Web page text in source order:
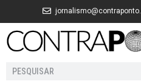
para
Pesquisar